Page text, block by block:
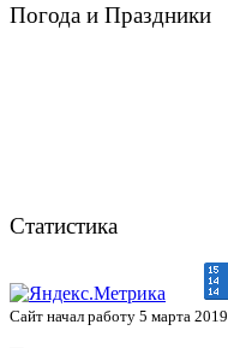
Погода и Праздники
Статистика
Сайт начал работу 5 марта 2019